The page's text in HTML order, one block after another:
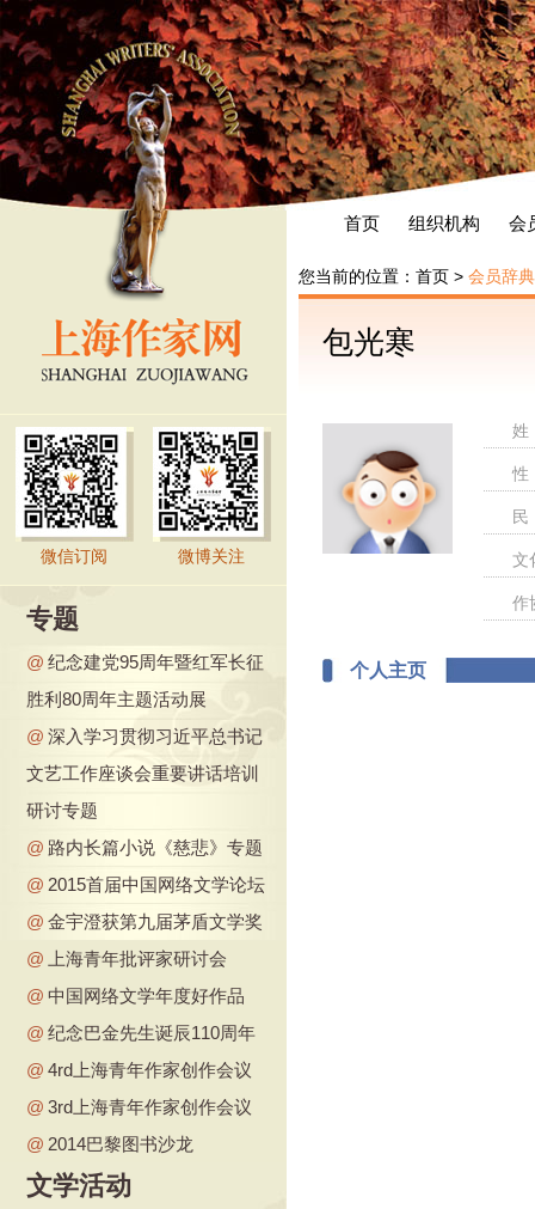
首页 组织机构 会
微信订阅 微博关注
专题
@ 纪念建党95周年暨红军长征
胜利80周年主题活动展
@ 深入学习贯彻习近平总书记
文艺工作座谈会重要讲话培训
研讨专题
@ 路内长篇小说《慈悲》专题
@ 2015首届中国网络文学论坛
@ 金宇澄获第九届茅盾文学奖
@
上海青年批评家研讨会
@ 中国网络文学年度好作品
@ 纪念巴金先生诞辰110周年
@ 4rd上海青年作家创作会议
@ 3rd上海青年作家创作会议
@ 2014巴黎图书沙龙
文学活动
您当前的位置： 首页 > 会员辞典
包光寒
文
作
个人主页